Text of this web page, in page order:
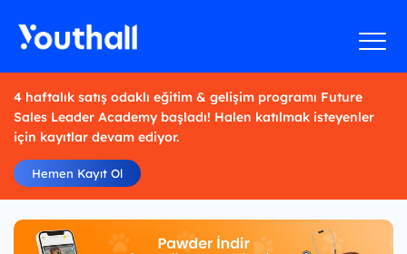
4 haftalık satış odaklı eğitim & gelişim programı Future
Sales Leader Academy başladı! Halen katılmak isteyenler
için kayıtlar devam ediyor.
Hemen Kayıt Ol